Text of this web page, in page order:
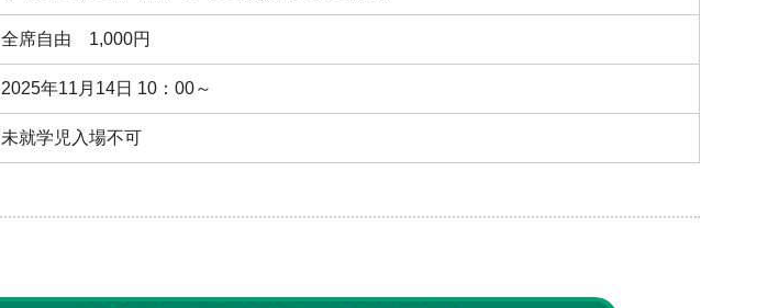
全席自由 1,000円
2025年11月14日 10：00～
未就学児入場不可